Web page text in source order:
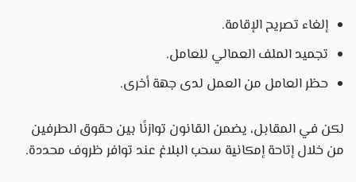
إلغاء تصريح الإقامة.
تجميد الملف العمالي للعامل.
حظر العامل من العمل لدى جهة أخرى.
لكن في المقابل، يضمن القانون توازنًا بين حقوق الطرفين
من خلال إتاحة إمكانية سحب البلاغ عند توافر ظروف محددة.